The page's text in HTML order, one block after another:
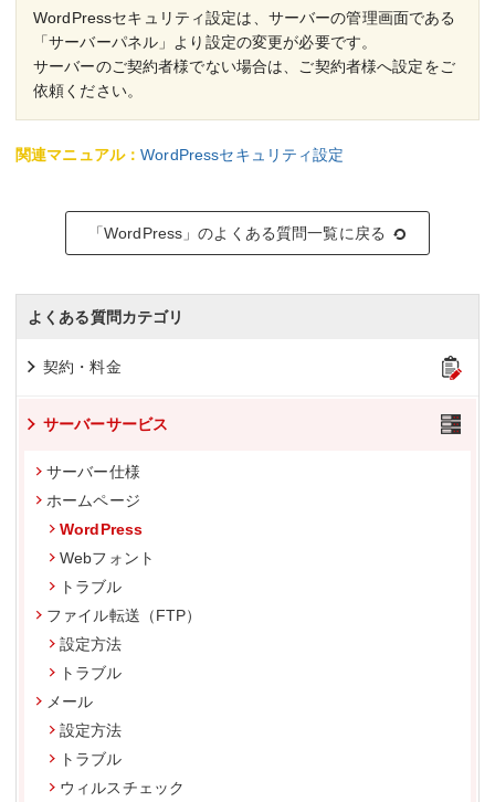
WordPressセキュリティ設定は、サーバーの管理画面である
「サーバーパネル」より設定の変更が必要です。
サーバーのご契約者様でない場合は、ご契約者様へ設定をご
依頼ください。
関連マニュアル：WordPressセキュリティ設定
「WordPress」のよくある質問一覧に戻る
よくある質問カテゴリ
契約・料金
サーバーサービス
サーバー仕様
ホームページ
WordPress
Webフォント
トラブル
ファイル転送（FTP）
設定方法
トラブル
メール
設定方法
トラブル
ウィルスチェック